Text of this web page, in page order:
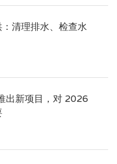
清理排水、检查水
出新项目，对 2026